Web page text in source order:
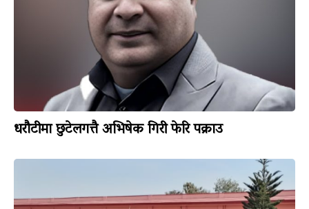
धरौटीमा छुटेलगत्तै अभिषेक गिरी फेरि पक्राउ